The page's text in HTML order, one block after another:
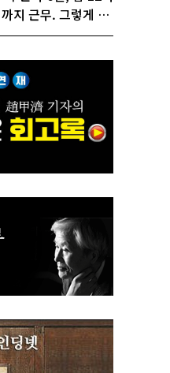
까지 근무. 그렇게 일
해서 어떻게 경쟁하